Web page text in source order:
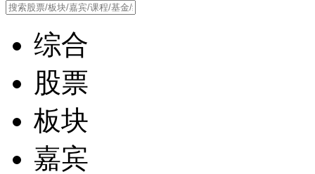
综合
股票
板块
嘉宾